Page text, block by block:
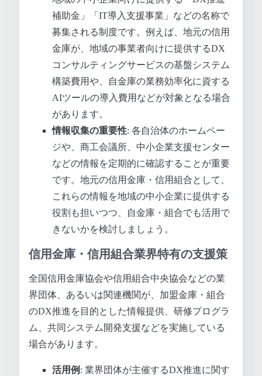
補助金」「IT導入支援事業」などの名称で
募集される制度です。例えば、地元の信用
金庫が、地域の事業者向けに提供するDX
コンサルティングサービスの基盤システム
構築費用や、自金庫の業務効率化に資する
AIツールの導入費用などが対象となる場合
があります。
情報収集の重要性: 各自治体のホームペー
ジや、商工会議所、中小企業支援センター
などの情報を定期的に確認することが重要
です。地元の信用金庫・信用組合として、
これらの情報を地域の中小企業に提供する
役割も担いつつ、自金庫・組合でも活用で
きないかを検討しましょう。
信用金庫・信用組合業界特有の支援策
全国信用金庫協会や信用組合中央協会などの業
界団体、あるいは関連機関が、加盟金庫・組合
のDX推進を目的とした情報提供、研修プログラ
ム、共同システム開発支援などを実施している
場合があります。
活用例 : 業界団体が主催するDX推進に関す